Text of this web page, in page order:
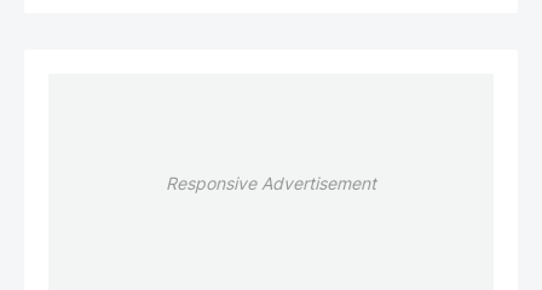
Responsive Advertisement